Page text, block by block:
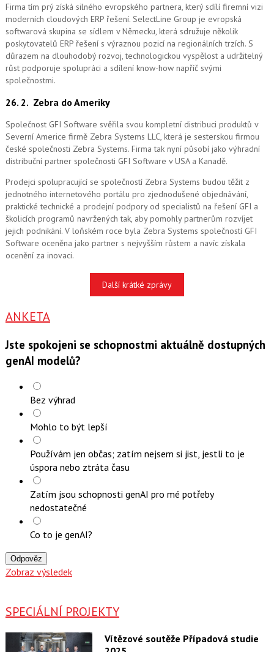
Firma tím prý získá silného evropského partnera, který sdílí firemní vizi
moderních cloudových ERP řešení. SelectLine Group je evropská
softwarová skupina se sídlem v Německu, která sdružuje několik
poskytovatelů ERP řešení s výraznou pozicí na regionálních trzích. S
důrazem na dlouhodobý rozvoj, technologickou vyspělost a udržitelný
růst podporuje spolupráci a sdílení know-how napříč svými
společnostmi.
26. 2. Zebra do Ameriky
Společnost GFI Software svěřila svou kompletní distribuci produktů v
Severní Americe firmě Zebra Systems LLC, která je sesterskou firmou
české společnosti Zebra Systems. Firma tak nyní působí jako výhradní
distribuční partner společnosti GFI Software v USA a Kanadě.
Prodejci spolupracující se společností Zebra Systems budou těžit z
jednotného internetového portálu pro zjednodušené objednávání,
praktické technické a prodejní podpory od specialistů na řešení GFI a
školicích programů navržených tak, aby pomohly partnerům rozvíjet
jejich podnikání. V loňském roce byla Zebra Systems společností GFI
Software oceněna jako partner s nejvyšším růstem a navíc získala
ocenění za inovaci.
Další krátké zprávy
ANKETA
Jste spokojeni se schopnostmi aktuálně dostupných
genAI modelů?
Bez výhrad
Mohlo to být lepší
Používám jen občas; zatím nejsem si jist, jestli to je
úspora nebo ztráta času
Zatím jsou schopnosti genAI pro mé potřeby
nedostatečné
Co to je genAI?
Odpověz
Zobraz výsledek
SPECIÁLNÍ PROJEKTY
Vítězové soutěže Případová studie